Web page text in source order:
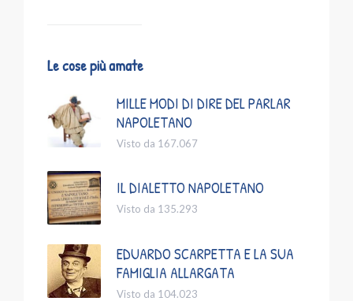
Le cose più amate
MILLE MODI DI DIRE DEL PARLAR
NAPOLETANO
Visto da 167.067
IL DIALETTO NAPOLETANO
Visto da 135.293
EDUARDO SCARPETTA E LA SUA
FAMIGLIA ALLARGATA
Visto da 104.023